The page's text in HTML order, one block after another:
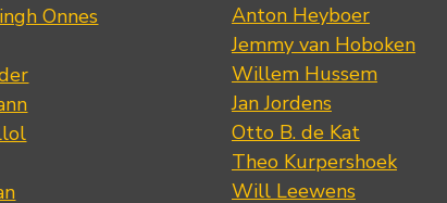
Onnes
Anton Heyboer
Jemmy van Hoboken
Willem Hussem
Jan Jordens
Otto B. de Kat
Theo Kurpershoek
Will Leewens